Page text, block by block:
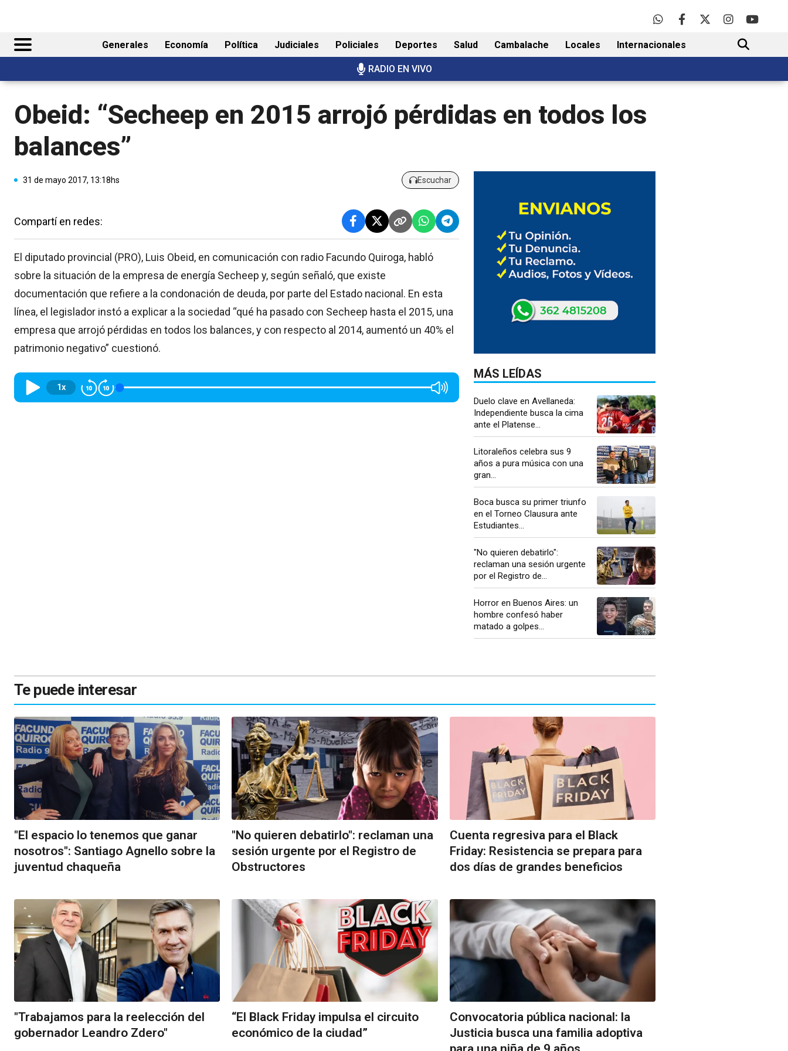
Generales Economía Política Judiciales Policiales Deportes Salud Cambalache Locales Internacionales
RADIO EN VIVO
BUSCAR
Obeid: “Secheep en 2015 arrojó pérdidas en todos los
balances”
31 de mayo 2017, 13:18hs Escuchar
Compartí en redes:
El diputado provincial (PRO), Luis Obeid, en comunicación con radio Facundo Quiroga, habló
sobre la situación de la empresa de energía Secheep y, según señaló, que existe
documentación que refiere a la condonación de deuda, por parte del Estado nacional. En esta
línea, el legislador instó a explicar a la sociedad “qué ha pasado con Secheep hasta el 2015, una
empresa que arrojó pérdidas en todos los balances, y con respecto al 2014, aumentó un 40% el
patrimonio negativo” cuestionó.
1x
MÁS LEÍDAS
Duelo clave en Avellaneda:
Independiente busca la cima
ante el Platense...
Litoraleños celebra sus 9
años a pura música con una
gran...
Boca busca su primer triunfo
en el Torneo Clausura ante
Estudiantes...
"No quieren debatirlo":
reclaman una sesión urgente
por el Registro de...
Horror en Buenos Aires: un
hombre confesó haber
matado a golpes...
Te puede interesar
"El espacio lo tenemos que ganar
nosotros": Santiago Agnello sobre la
juventud chaqueña
"No quieren debatirlo": reclaman una
sesión urgente por el Registro de
Obstructores
Cuenta regresiva para el Black
Friday: Resistencia se prepara para
dos días de grandes beneficios
"Trabajamos para la reelección del
gobernador Leandro Zdero"
“El Black Friday impulsa el circuito
económico de la ciudad”
Convocatoria pública nacional: la
Justicia busca una familia adoptiva